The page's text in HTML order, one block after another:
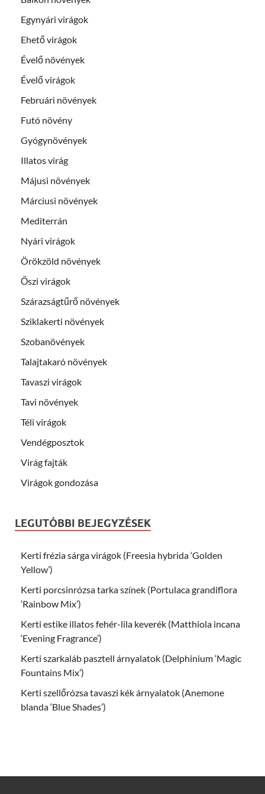
Egynyári virágok
Ehető virágok
Évelő növények
Évelő virágok
Februári növények
Futó növény
Gyógynövények
Illatos virág
Májusi növények
Márciusi növények
Mediterrán
Nyári virágok
Örökzöld növények
Őszi virágok
Szárazságtűrő növények
Sziklakerti növények
Szobanövények
Talajtakaró növények
Tavaszi virágok
Tavi növények
Téli virágok
Vendégposztok
Virág fajták
Virágok gondozása
LEGUTÓBBI BEJEGYZÉSEK
Kerti frézia sárga virágok (Freesia hybrida ‘Golden
Yellow’)
Kerti porcsinrózsa tarka színek (Portulaca grandiflora
‘Rainbow Mix’)
Kerti estike illatos fehér-lila keverék (Matthiola incana
‘Evening Fragrance’)
Kerti szarkaláb pasztell árnyalatok (Delphinium ‘Magic
Fountains Mix’)
Kerti szellőrózsa tavaszi kék árnyalatok (Anemone
blanda ‘Blue Shades’)